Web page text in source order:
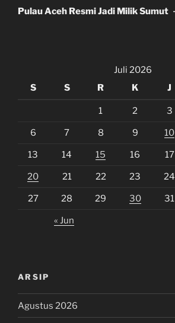
Post
Pulau Aceh Resmi Jadi Milik Sumut
Juli 2026
S
S R K J
1 2 3
6 7 8 9 10
13 14 15 16 17
20 21 22 23 24
27 28 29 30 31
« Jun
ARSIP
Agustus 2026